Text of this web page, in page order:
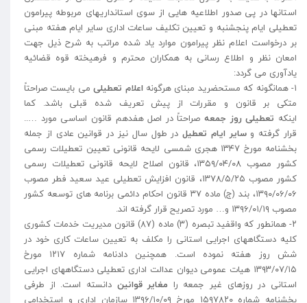
استانها در پی صدور اطلاعیه هایی از سوی استانداریهای مربوطه پیرامون
تعطیلی ایام پنجشنبه و تعیین تکلیف ساعات اداری سایر ایام هفته مبنی
بر درخواست اعلام نظر پیرامون موارد یاد شده مراتب به شرح ذیل جهت
امعان نظر و اطلاع رسانی به همکاران محترم و فرهیخته قوه قضائیه
یادآوری می گردد:
۱- همانگونه که مستحضرید مبنای هرگونه
اعلام تعطیلیمی بایست صراحتاً
متکی بر قانون و مقررات از پیش تعریف شده قبلی باشد. کما
اینکه تعطیلی روز جمعهصراحتاً در اصل هفدهم قانون اساسی مورد …..
قرار گرفته وسایر ایام تعطیلدر طول سال نیز در قوانین عادی از جمله
بخشنامه مورخ ۱۳۴۷ هجری شمسی لایحه قانونی تعیین تعطیلات رسمی
کشور مصوب ۱۳۵۹/۰۴/۰۸، قانون اصلاح لایحه قانونی تعطیلات رسمی
کشور مصوب ۱۳۷۸/۵/۲۵، قانون افزایش تعطیلی عید سعید فطر مصوب
۱۳۹۰/۰۶/۰۶، بند (ج) ماده ۳۷ قانون احکام دائمی برنامه های توسعه کشور
مصوب ۱۳۹۶/۰۱/۱۹ و… مورد تصریح قرار گرفته اند.
۲- همانطور که واقفید تبصره (۳) ماده (۸۷) قانون مدیریت خدمات کشوری
کلیه دستگاههای اجرایی استانی را مکلف به تعیین ساعات کاری خود در
شش روز هفته نموده است. همچنین دادنامه شماره ۱۲۱۷ مورخ
۱۳۹۳/۰۷/۱۵ هیات عمومی دیوان عدالت اداری تعطیلی دستگاههای اجرایی
استانی در روزهای غیر جمعه را مغایر قوانین دانسته است. از طرفی
بخشنامه شماره ۱۵۹۷۸۲۰ مورخ ۱۳۹۶/۱۰/۰۹ سازمان اداری و استخدامی